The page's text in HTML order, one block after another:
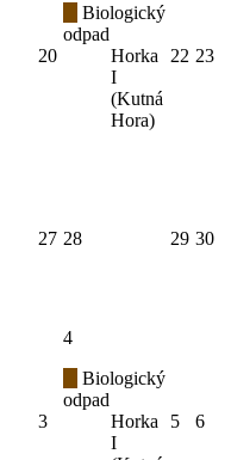
20
Biologický
odpad
Horka
I
(Kutná
Hora)
22 23
27 28 29 30
3
4
Biologický
odpad
Horka
I
5 6